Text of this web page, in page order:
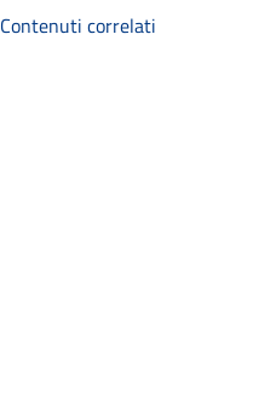
Contenuti correlati